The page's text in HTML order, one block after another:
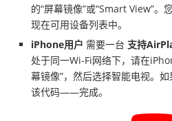
的“屏幕镜像”或“Smart View”。
现在可用设备列表中。
iPhone用户 需要一台 支持
处于同一Wi-Fi网络下，请在
幕镜像”，然后选择智能电视。
该代码——完成。